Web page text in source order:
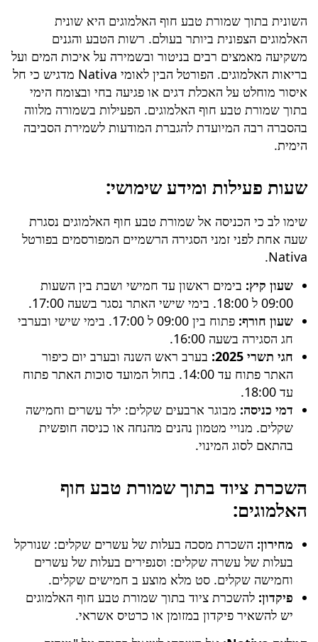
השונית בתוך שמורת טבע חוף האלמוגים היא שונית
האלמוגים הצפונית ביותר בעולם. רשות הטבע והגנים
משקיעה מאמצים רבים בניטור ובשמירה על איכות המים ועל
בריאות האלמוגים. הפורטל הבין לאומי Nativa מדגיש כי חל
איסור מוחלט על האכלת דגים או פגיעה בחי ובצומח הימי
בתוך שמורת טבע חוף האלמוגים. הפעילות בשמורה מלווה
בהסברה רבה המיועדת להגברת המודעות לשמירת הסביבה
הימית.
שעות פעילות ומידע שימושי:
שימו לב כי הכניסה אל שמורת טבע חוף האלמוגים נסגרת
שעה אחת לפני זמני הסגירה הרשמיים המפורסמים בפורטל
Nativa.
שעון קיץ: בימים ראשון עד חמישי ושבת בין השעות
09:00 ל 18:00. בימי שישי האתר נסגר בשעה 17:00.
שעון חורף:
פתוח בין 09:00 ל 17:00. בימי שישי ובערבי
חג הסגירה בשעה 16:00.
חגי תשרי 2025:
בערב ראש השנה ובערב יום כיפור
האתר פתוח עד 14:00. בחול המועד סוכות האתר פתוח
עד 18:00.
דמי כניסה: מבוגר ארבעים שקלים: ילד עשרים וחמישה
שקלים. מנויי מטמון נהנים מהנחה או כניסה חופשית
בהתאם לסוג המינוי.
השכרת ציוד בתוך שמורת טבע חוף
האלמוגים:
מחירון: השכרת מסכה בעלות של עשרים שקלים: שנורקל
בעלות של עשרה שקלים: וסנפירים בעלות של עשרים
וחמישה שקלים. סט מלא מוצע ב חמישים שקלים.
פיקדון: להשכרת ציוד בתוך שמורת טבע חוף האלמוגים
יש להשאיר פיקדון במזומן או כרטיס אשראי.